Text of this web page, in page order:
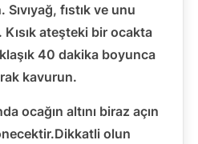
fıstık ve unu
ateşteki bir ocakta
40 dakika boyunca
kavurun.
ocağın altını biraz açın
olun